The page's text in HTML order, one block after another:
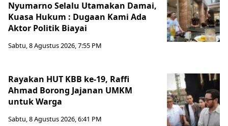
Nyumarno Selalu Utamakan Damai,
Kuasa Hukum : Dugaan Kami Ada
Aktor Politik Biayai
Sabtu, 8 Agustus 2026, 7:55 PM
Rayakan HUT KBB ke-19, Raffi
Ahmad Borong Jajanan UMKM
untuk Warga
Sabtu, 8 Agustus 2026, 6:41 PM